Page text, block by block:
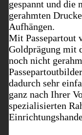
gespannt und
gerahmten
Aufhängen.
Mit Passepartout
Goldprägung mit
noch nicht
dadurch sehr
ganz nach Ihrer
spezialisierten